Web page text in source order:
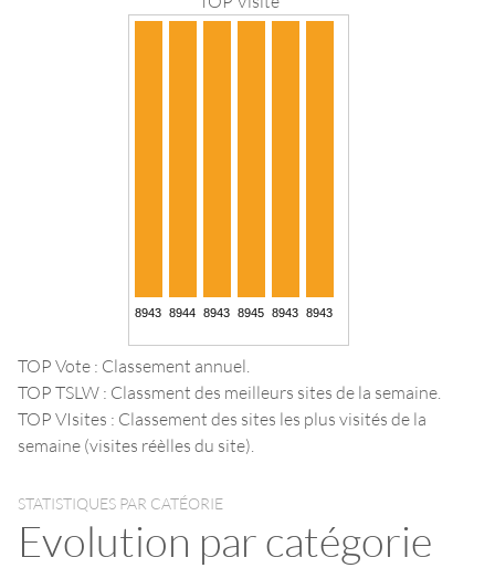
TOP Vote : Classement annuel.
TOP TSLW : Classment des meilleurs sites de la semaine.
TOP VIsites : Classement des sites les plus visités de la
semaine (visites réèlles du site).
STATISTIQUES PAR CATÉORIE
Evolution par catégorie